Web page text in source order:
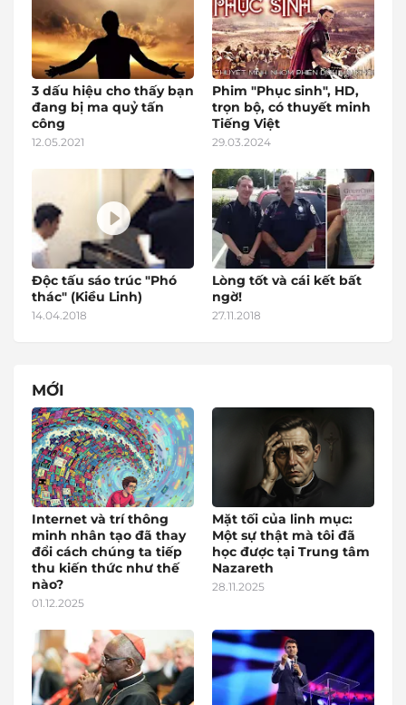
3 dấu hiệu cho thấy bạn
đang bị ma quỷ tấn
công
12.05.2021
Phim "Phục sinh", HD,
trọn bộ, có thuyết minh
Tiếng Việt
29.03.2024
Độc tấu sáo trúc "Phó
thác" (Kiều Linh)
14.04.2018
Lòng tốt và cái kết bất
ngờ!
27.11.2018
MỚI
Internet và trí thông
minh nhân tạo đã thay
đổi cách chúng ta tiếp
thu kiến thức như thế
nào?
01.12.2025
Mặt tối của linh mục:
Một sự thật mà tôi đã
học được tại Trung tâm
Nazareth
28.11.2025